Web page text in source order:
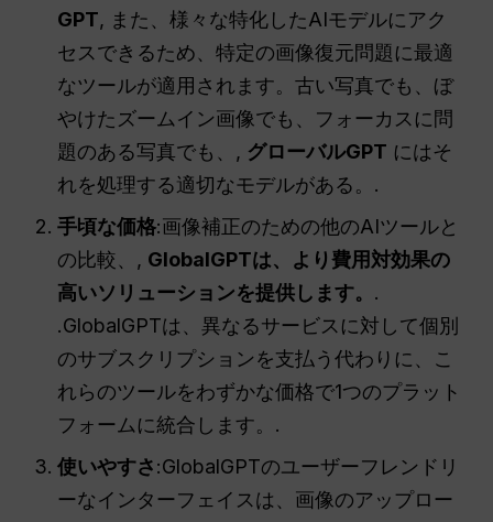
GPT, また、様々な特化したAIモデルにアク
セスできるため、特定の画像復元問題に最適
なツールが適用されます。古い写真でも、ぼ
やけたズームイン画像でも、フォーカスに問
題のある写真でも、, グローバルGPT にはそ
れを処理する適切なモデルがある。.
手頃な価格:画像補正のための他のAIツールと
の比較、, GlobalGPTは、より費用対効果の
高いソリューションを提供します。 .
.GlobalGPTは、異なるサービスに対して個別
のサブスクリプションを支払う代わりに、こ
れらのツールをわずかな価格で1つのプラット
フォームに統合します。.
使いやすさ:GlobalGPTのユーザーフレンドリ
ーなインターフェイスは、画像のアップロー